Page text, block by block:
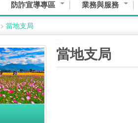
防詐宣導專區 業務與服務
> 當地支局
當地支局